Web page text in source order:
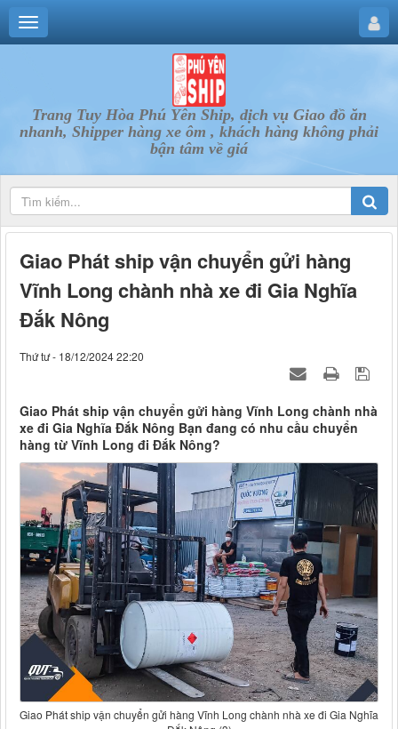
Trang Tuy Hòa Phú Yên Ship, dịch vụ Giao đồ ăn
nhanh, Shipper hàng xe ôm , khách hàng không phải
bận tâm về giá
Giao Phát ship vận chuyển gửi hàng
Vĩnh Long chành nhà xe đi Gia Nghĩa
Đắk Nông
Thứ tư - 18/12/2024 22:20
Giao Phát ship vận chuyển gửi hàng Vĩnh Long chành nhà
xe đi Gia Nghĩa Đắk Nông Bạn đang có nhu cầu chuyển
hàng từ Vĩnh Long đi Đắk Nông?
Giao Phát ship vận chuyển gửi hàng Vĩnh Long chành nhà xe đi Gia Nghĩa